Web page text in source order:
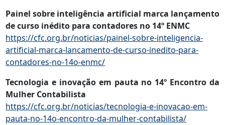
Painel sobre inteligência artificial marca lançamento
de curso inédito para contadores no 14º ENMC
https://cfc.org.br/noticias/painel-sobre-inteligencia-
artificial-marca-lancamento-de-curso-inedito-para-
contadores-no-14o-enmc/
Tecnologia e inovação em pauta no 14º Encontro da
Mulher Contabilista
https://cfc.org.br/noticias/tecnologia-e-inovacao-em-
pauta-no-14o-encontro-da-mulher-contabilista/